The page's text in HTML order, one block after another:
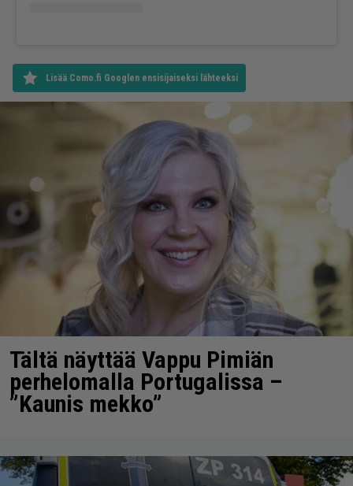
Lisää Como.fi Googlen ensisijaiseksi lähteeksi
Tältä näyttää Vappu Pimiän
perhelomalla Portugalissa –
”Kaunis mekko”